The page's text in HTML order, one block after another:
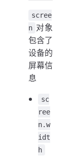
scree
n 对象
包含了
设备的
屏幕信
息
sc
ree
n.w
idt
h